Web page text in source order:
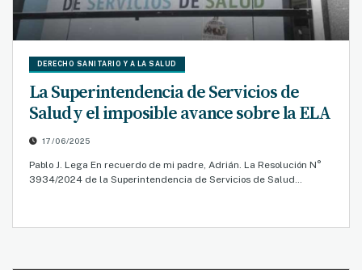
DERECHO SANITARIO Y A LA SALUD
La Superintendencia de Servicios de
Salud y el imposible avance sobre la ELA
17/06/2025
Pablo J. Lega En recuerdo de mi padre, Adrián. La Resolución N°
3934/2024 de la Superintendencia de Servicios de Salud…